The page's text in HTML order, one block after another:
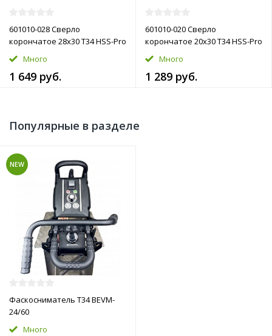
601010-028 Сверло
корончатое 28х30 T34 HSS-Pro
Много
1 649 руб.
601010-020 Сверло
корончатое 20х30 T34 HSS-Pro
Много
1 289 руб.
Популярные в разделе
NEW
Фаскосниматель T34 BEVM-
24/60
Много